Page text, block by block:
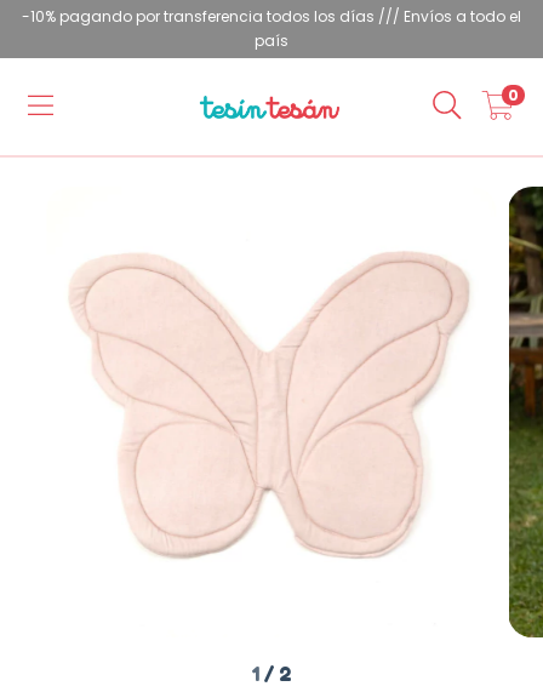
-10% pagando por transferencia todos los días /// Envíos a todo el
país
0
1 / 2